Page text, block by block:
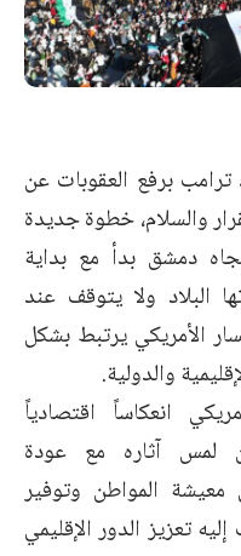
ترامببرفع العقوبات عن
والسلام، خطوة جديدة
دمشق بدأ مع بداية
البلاد ولا يتوقف عند
الأمريكي يرتبط بشكل
والدولية.
انعكاساً اقتصادياً
لمس آثاره مع عودة
معيشة المواطن وتوفير
تعزيز الدور الإقليمي